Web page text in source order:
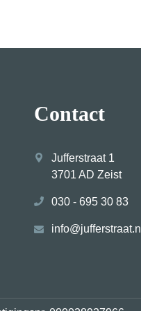
Contact
Jufferstraat 1
3701 AD Zeist
030 - 695 30 83
info@jufferstraat.nl